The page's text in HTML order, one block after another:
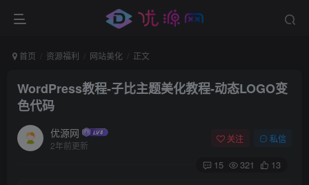
首页 资源福利 网站美化 正文
WordPress教程-子比主题美化教程-动态LOGO变
色代码
优源网
2年前更新
关注 私信
15 321 13